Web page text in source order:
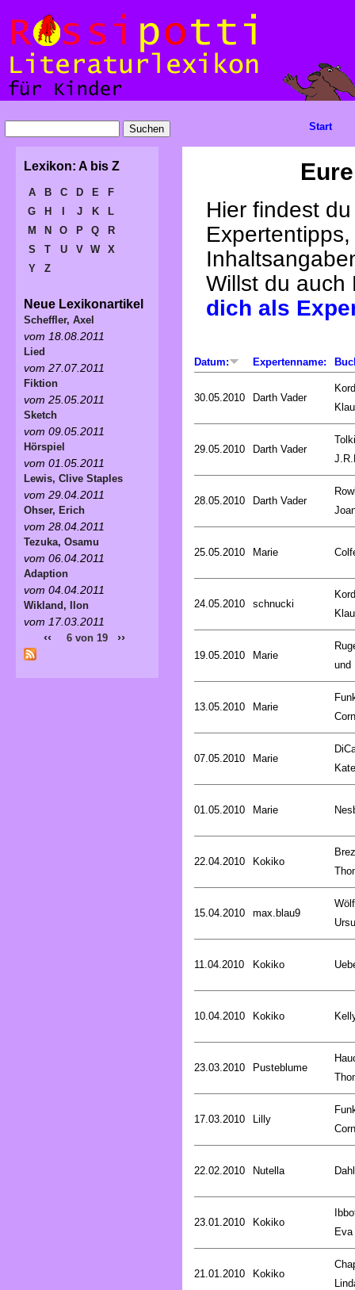
Hier findest
Willst du
dich als
Datum: Expertenname:
30.05.2010 Darth Vader
29.05.2010 Darth Vader
28.05.2010 Darth Vader
25.05.2010 Marie
24.05.2010 schnucki
19.05.2010 Marie
und
13.05.2010 Marie
07.05.2010 Marie
Kate
01.05.2010 Marie
22.04.2010 Kokiko
15.04.2010 max.blau9
11.04.2010 Kokiko
10.04.2010 Kokiko
23.03.2010 Pusteblume
17.03.2010 Lilly
22.02.2010 Nutella
23.01.2010 Kokiko
Eva
21.01.2010 Kokiko
Start
Lexikon: A bis Z
A B C D E
F
G
H J K
L
M
N O P Q
R
S
T U V W
X
Y
Z
Neue Lexikonartikel
Scheffler, Axel
vom 18.08.2011
Lied
vom 27.07.2011
Fiktion
vom 25.05.2011
Sketch
vom 09.05.2011
Hörspiel
vom 01.05.2011
Lewis, Clive Staples
vom 29.04.2011
Ohser, Erich
vom 28.04.2011
Tezuka, Osamu
vom 06.04.2011
Adaption
vom 04.04.2011
Wikland, Ilon
vom 17.03.2011
‹‹ 6 von 19 ››